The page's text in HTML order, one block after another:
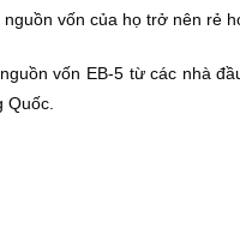
nguồn vốn của họ trở nên rẻ
vốn EB-5 từ các nhà
Quốc.